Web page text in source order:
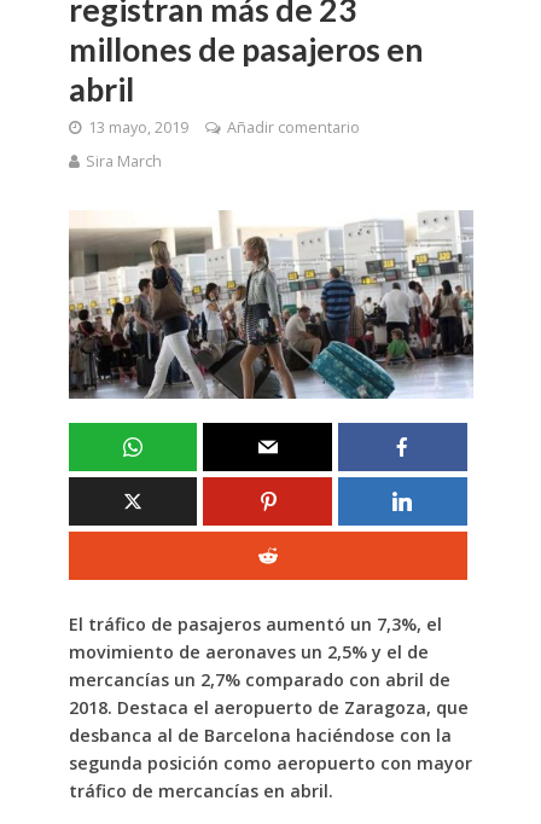
registran más de 23
millones de pasajeros en
abril
13 mayo, 2019
Añadir comentario
Sira March
El tráfico de pasajeros aumentó un 7,3%, el
movimiento de aeronaves un 2,5% y el de
mercancías un 2,7% comparado con abril de
2018. Destaca el aeropuerto de Zaragoza, que
desbanca al de Barcelona haciéndose con la
segunda posición como aeropuerto con mayor
tráfico de mercancías en abril.